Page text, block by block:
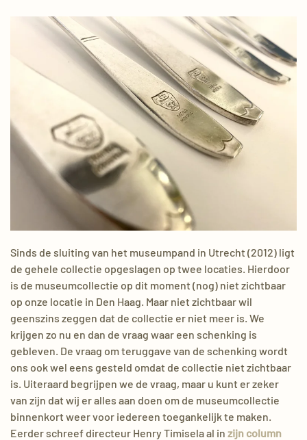
Zilveren bestek met Mena-Moeria
Sinds de sluiting van het museumpand in Utrecht (2012) ligt
de gehele collectie opgeslagen op twee locaties. Hierdoor
is de museumcollectie op dit moment (nog) niet zichtbaar
op onze locatie in Den Haag. Maar niet zichtbaar wil
geenszins zeggen dat de collectie er niet meer is. We
krijgen zo nu en dan de vraag waar een schenking is
gebleven. De vraag om teruggave van de schenking wordt
ons ook wel eens gesteld omdat de collectie niet zichtbaar
is. Uiteraard begrijpen we de vraag, maar u kunt er zeker
van zijn dat wij er alles aan doen om de museumcollectie
binnenkort weer voor iedereen toegankelijk te maken.
Eerder schreef directeur Henry Timisela al in zijn column